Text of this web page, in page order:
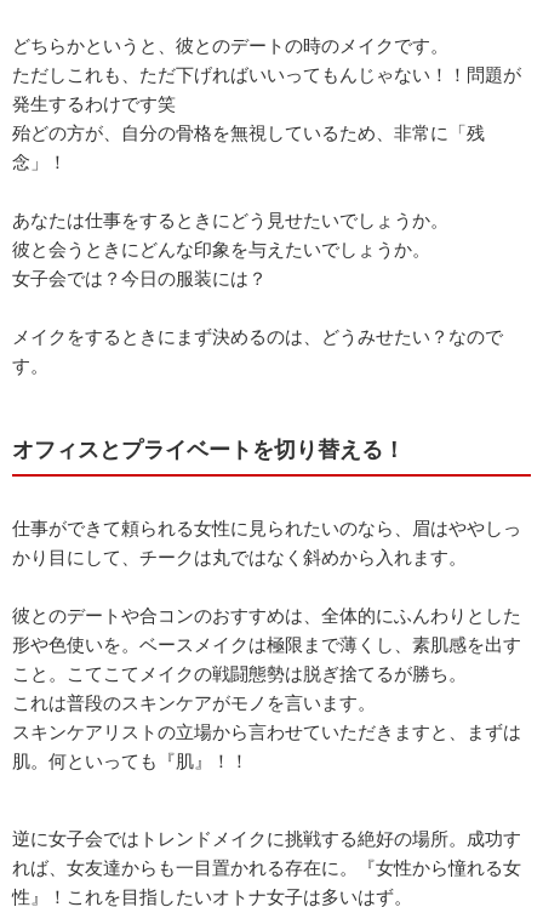
どちらかというと、彼とのデートの時のメイクです。
ただしこれも、ただ下げればいいってもんじゃない！！問題が
発生するわけです笑
殆どの方が、自分の骨格を無視しているため、非常に「残
念」！
あなたは仕事をするときにどう見せたいでしょうか。
彼と会うときにどんな印象を与えたいでしょうか。
女子会では？今日の服装には？
メイクをするときにまず決めるのは、どうみせたい？なので
す。
オフィスとプライベートを切り替える！
仕事ができて頼られる女性に見られたいのなら、眉はややしっ
かり目にして、チークは丸ではなく斜めから入れます。
彼とのデートや合コンのおすすめは、全体的にふんわりとした
形や色使いを。ベースメイクは極限まで薄くし、素肌感を出す
こと。こてこてメイクの戦闘態勢は脱ぎ捨てるが勝ち。
これは普段のスキンケアがモノを言います。
スキンケアリストの立場から言わせていただきますと、まずは
肌。何といっても『肌』！！
逆に女子会ではトレンドメイクに挑戦する絶好の場所。成功す
れば、女友達からも一目置かれる存在に。『女性から憧れる女
性』！これを目指したいオトナ女子は多いはず。